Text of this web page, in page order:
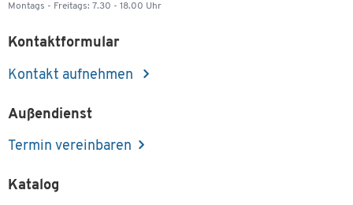
Montags - Freitags: 7.30 - 18.00 Uhr
Kontaktformular
Kontakt aufnehmen
Außendienst
Termin vereinbaren
Katalog